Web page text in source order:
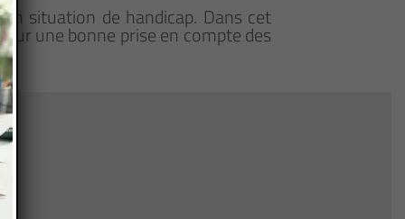
situation de handicap. Dans cet
une bonne prise en compte des